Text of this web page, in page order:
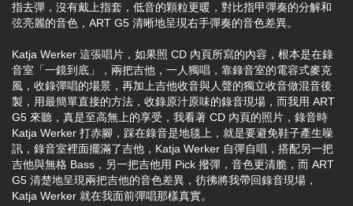
指去彈，沒有戴上指套，低音的顆粒更暖，對比指甲彈奏的分解和
弦亮麗的音色，ART G5 清晰地呈現右手彈奏的音色差異。
Katja Werker 這張唱片，如果照 CD 內頁所寫的內容，根本是在錄
音室「一鏡到底」，兩把吉他，一人獨唱，靠錄音室的電容式麥克
風，收錄彈唱的場景，再加上吉他收音與人聲的獨立收音做混音後
製，用最簡單直接的方法，收錄原汁原味的錄音現場，而我用 ART
G5 來聽，真是至高無上的享受，我看著 CD 內頁的照片，錄音時
Katja Werker 打赤腳，踩在錄音是地毯上，就是要避免鞋子產生噪
訊，錄音室裡面擺滿了吉他，Katja Werker 自彈自唱，搭配另一把
吉他與無格 Bass，另一把吉他用 Pick 撥彈，音色更清脆，而 ART
G5 清楚地呈現兩把吉他的音色差異，彷彿將我帶回錄音現場，
Katja Werker 就在我面前彈唱那樣真實。